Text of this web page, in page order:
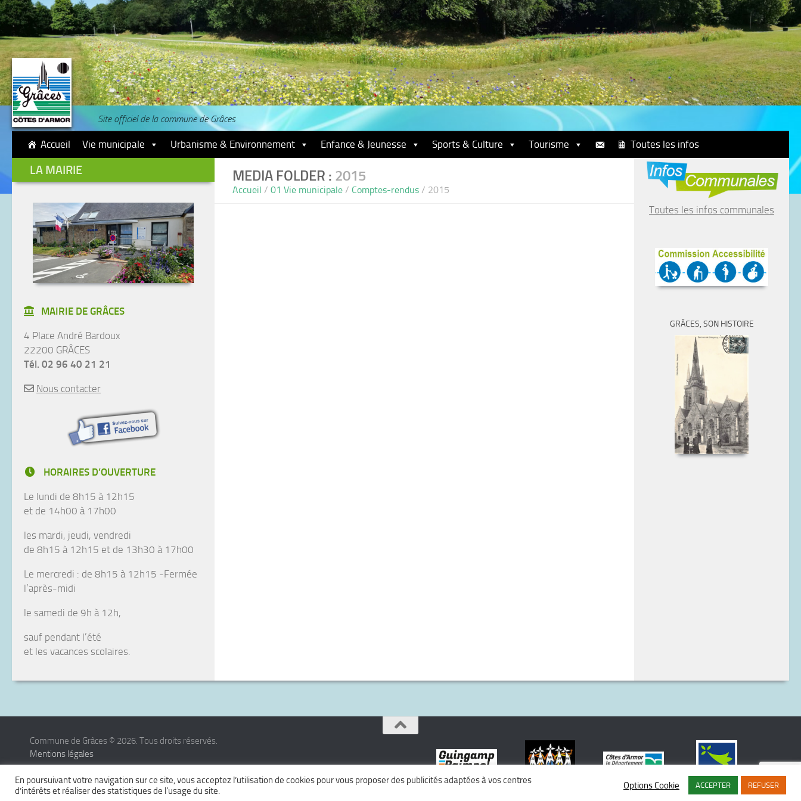
Skip to content
Site officiel de la commune de Grâces
Accueil Vie municipale Urbanisme & Environnement Enfance & Jeunesse Sports & Culture Tourisme Toutes les infos
MEDIA FOLDER : 2015
Accueil / 01 Vie municipale / Comptes-rendus / 2015
LA MAIRIE
MAIRIE DE GRÂCES
4 Place André Bardoux
22200 GRÂCES
Tél. 02 96 40 21 21
Nous contacter
HORAIRES D’OUVERTURE
Le lundi de 8h15 à 12h15
et de 14h00 à 17h00
les mardi, jeudi, vendredi
de 8h15 à 12h15 et de 13h30 à 17h00
Le mercredi : de 8h15 à 12h15 -Fermée
l’après-midi
le samedi de 9h à 12h,
sauf pendant l’été
et les vacances scolaires.
Toutes les infos communales
GRÂCES, SON HISTOIRE
Commune de Grâces © 2026. Tous droits réservés.
Mentions légales
En poursuivant votre navigation sur ce site, vous acceptez l’utilisation de cookies pour vous proposer des publicités adaptées à vos centres
d’intérêts et réaliser des statistiques de l'usage du site.
Options Cookie ACCEPTER REFUSER